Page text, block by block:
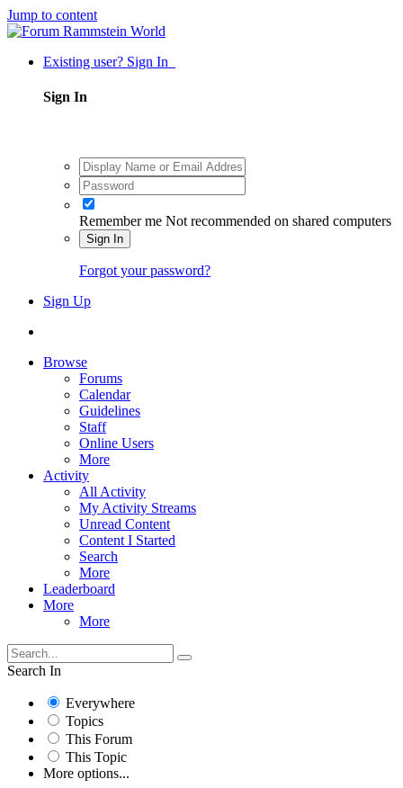
Jump to content
Existing user? Sign In
Sign In
Remember me Not recommended on shared computers
Sign In
Forgot your password?
Sign Up
Browse
Forums
Calendar
Guidelines
Staff
Online Users
More
Activity
All Activity
My Activity Streams
Unread Content
Content I Started
Search
More
Leaderboard
More
More
Search In
Everywhere
Topics
This Forum
This Topic
More options...